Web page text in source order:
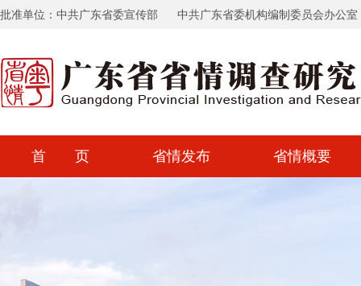
批准单位：中共广东省委宣传部 中共广东省委机构编制委员会办公室
首 页 省情发布 省情概要